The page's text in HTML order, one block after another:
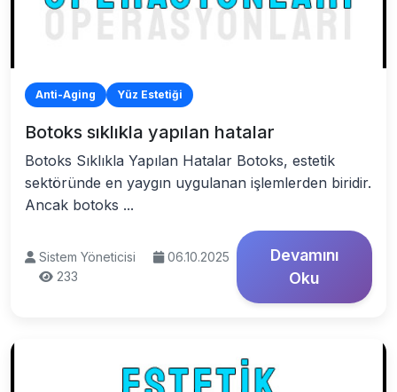
Anti-Aging Yüz Estetiği
Botoks sıklıkla yapılan hatalar
Botoks Sıklıkla Yapılan Hatalar Botoks, estetik
sektöründe en yaygın uygulanan işlemlerden biridir.
Ancak botoks ...
Sistem Yöneticisi
06.10.2025
233
Devamını
Oku